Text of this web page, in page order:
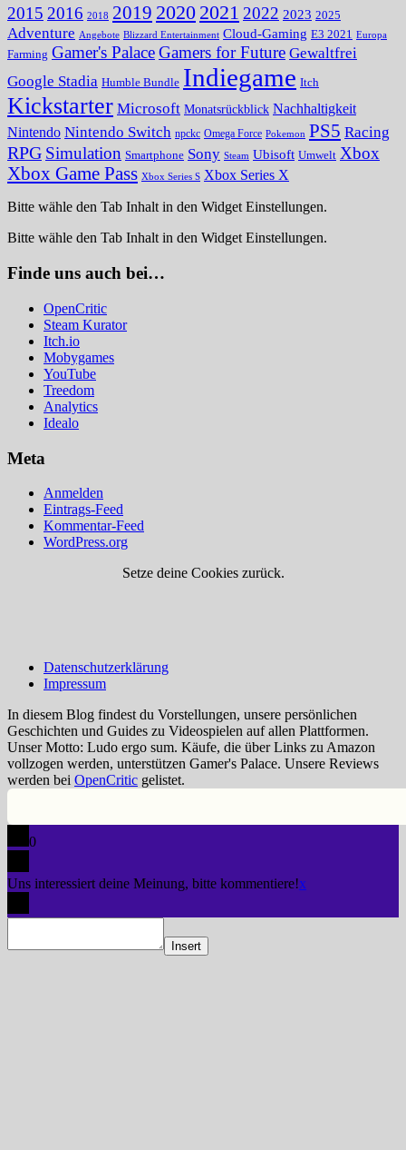
2015 2016 2018 2019 2020 2021 2022 2023 2025
Adventure Angebote Blizzard Entertainment Cloud-Gaming E3 2021 Europa
Farming Gamer's PalaceGamers for Future Gewaltfrei
Google Stadia Humble Bundle Indiegame Itch
Kickstarter Microsoft Monatsrückblick Nachhaltigkeit
Nintendo Nintendo Switch npckc Omega Force Pokemon PS5 Racing
RPG Simulation Smartphone Sony Steam Ubisoft Umwelt Xbox
Xbox Game Pass Xbox Series S Xbox Series X
Bitte wähle den Tab Inhalt in den Widget Einstellungen.
Bitte wähle den Tab Inhalt in den Widget Einstellungen.
Finde uns auch bei…
OpenCritic
Steam Kurator
Itch.io
Mobygames
YouTube
Treedom
Analytics
Idealo
Meta
Anmelden
Eintrags-Feed
Kommentar-Feed
WordPress.org
Setze deine Cookies zurück.
Datenschutzerklärung
Impressum
In diesem Blog findest du Vorstellungen, unsere persönlichen
Geschichten und Guides zu Videospielen auf allen Plattformen.
Unser Motto: Ludo ergo sum. Käufe, die über Links zu Amazon
vollzogen werden, unterstützen Gamer's Palace. Unsere Reviews
werden bei OpenCritic gelistet.
0
Uns interessiert deine Meinung, bitte kommentiere!x
Insert